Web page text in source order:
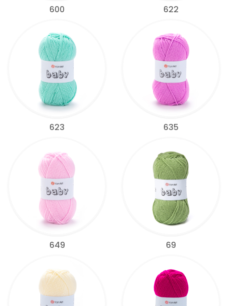
600 622
623 635
649 69